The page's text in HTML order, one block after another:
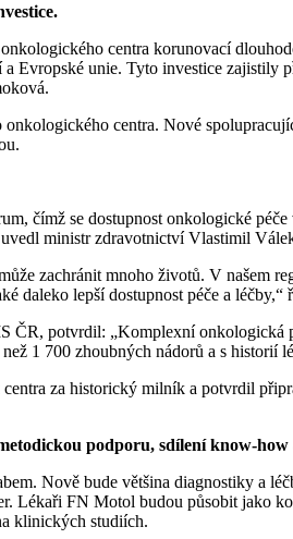
centra korunovací
Evropské unie. Tyto investice
centra. Nové
čímž se dostupnost onkologické
ministr zdravotnictví Vlastimil
zachránit mnoho životů. V našem
daleko lepší dostupnost péče a
ČR, potvrdil: „Komplexní
1 700 zhoubných nádorů a s historií
za historický milník a potvrdil
podporu, sdílení know-
Nově bude většina diagnostiky a
FN Motol budou působit jako
klinických studiích.